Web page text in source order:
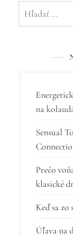
á
c
č
á
n
k
u
Hľadať:
na
Sensual
Prečo
klasické
Keď sa zo
Úľava na